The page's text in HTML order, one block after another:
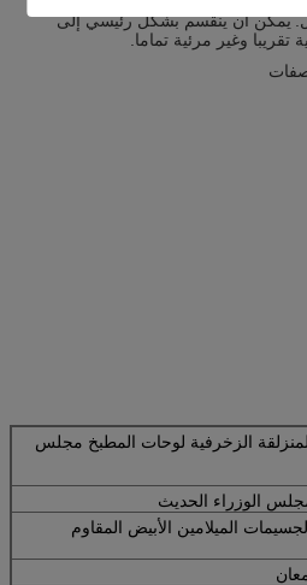
يمكن أن ينقسم بشكل رئيسي إلى
تقريبا وغير مرئية تماما.
الزخرفية لوحات المطبخ مجلس
الوزراء الحديث
الجسيمات الميلامين الأبيض المقاوم